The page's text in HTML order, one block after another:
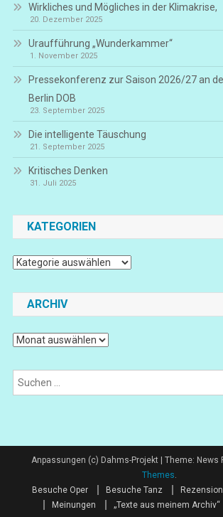
Wirkliches und Mögliches in der Klimakrise,
20. Dezember 2025
Uraufführung „Wunderkammer“
1. November 2025
Pressekonferenz zur Saison 2026/27 an
Berlin DOB
23. September 2025
Die intelligente Täuschung
21. September 2025
Kritisches Denken
31. Juli 2025
KATEGORIEN
Kategorien
ARCHIV
Archiv
Anpassungen (c) Dahms-Projekt | Theme: News
Themes
Besuche Oper
Besuche Tanz
Meinungen
„Texte aus meinem Archiv“